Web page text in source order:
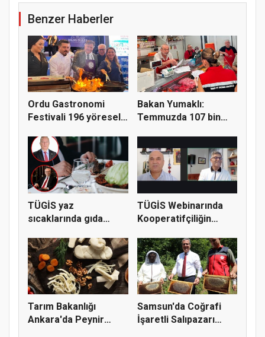
Benzer Haberler
Ordu Gastronomi
Festivali 196 yöresel
Bakan Yumaklı:
Temmuzda 107 bin
TÜGİS yaz
sıcaklarında gıda
TÜGİS Webinarında
Kooperatifçiliğin
Tarım Bakanlığı
Ankara'da Peynir
Samsun'da Coğrafi
İşaretli Salıpazarı